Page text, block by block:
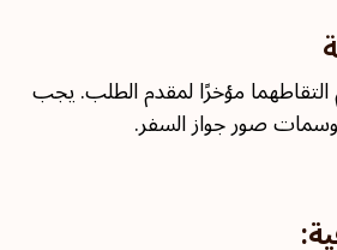
مؤخرًا لمقدم الطلب. يجب
صور جواز السفر.